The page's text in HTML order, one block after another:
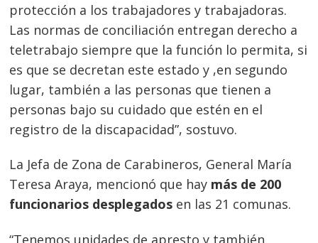
protección a los trabajadores y trabajadoras.
Las normas de conciliación entregan derecho a
teletrabajo siempre que la función lo permita, si
es que se decretan este estado y ,en segundo
lugar, también a las personas que tienen a
personas bajo su cuidado que estén en el
registro de la discapacidad”, sostuvo.
La Jefa de Zona de Carabineros, General María
Teresa Araya, mencionó que hay más de 200
funcionarios desplegados en las 21 comunas.
“Tenemos unidades de apresto y también